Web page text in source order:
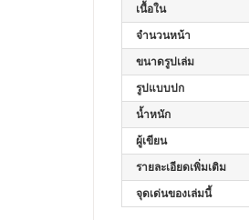
เนื้อใน
จำนวนหน้า
ขนาดรูปเล่ม
รูปแบบปก
น้ำหนัก
ผู้เขียน
รายละเอียดเพิ่มเติม
จุดเด่นของเล่มนี้